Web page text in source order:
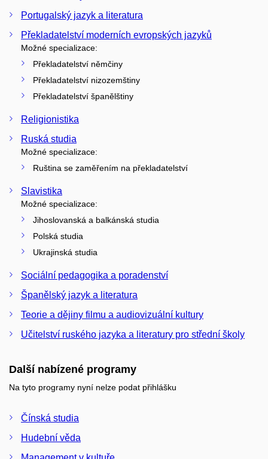
Portugalský jazyk a literatura
Překladatelství moderních evropských jazyků
Možné specializace:
Překladatelství němčiny
Překladatelství nizozemštiny
Překladatelství španělštiny
Religionistika
Ruská studia
Možné specializace:
Ruština se zaměřením na překladatelství
Slavistika
Možné specializace:
Jihoslovanská a balkánská studia
Polská studia
Ukrajinská studia
Sociální pedagogika a poradenství
Španělský jazyk a literatura
Teorie a dějiny filmu a audiovizuální kultury
Učitelství ruského jazyka a literatury pro střední školy
Další nabízené programy
Na tyto programy nyní nelze podat přihlášku
Čínská studia
Hudební věda